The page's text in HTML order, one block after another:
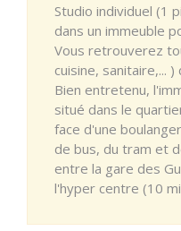
Studio individuel (1
dans un immeuble
Vous retrouverez
cuisine, sanitaire,...
Bien entretenu,
situé dans le
face d'une
de bus, du tram et
entre la gare des
l'hyper centre (10